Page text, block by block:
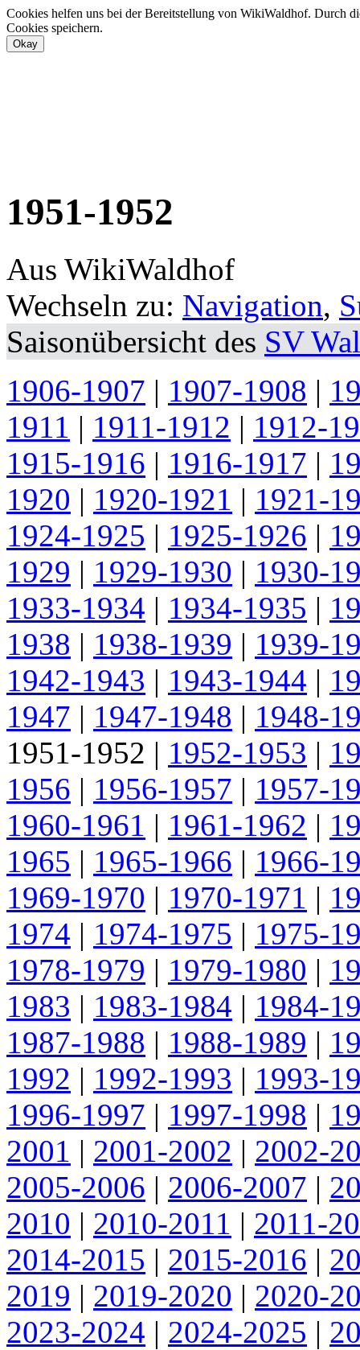
Cookies helfen uns bei der Bereitstellung von WikiWaldhof. Durch
Cookies speichern.
1951-1952
Aus WikiWaldhof
Wechseln zu: Navigation,
Saisonübersicht des SV
1906-1907 | 1907-1908 |
1911 | 1911-1912 | 1912-
1915-1916 | 1916-1917 |
1920 | 1920-1921 | 1921-
1924-1925 | 1925-1926 |
1929 | 1929-1930 | 1930-
1933-1934 | 1934-1935 |
1938 | 1938-1939 | 1939-
1942-1943 | 1943-1944 |
1947 | 1947-1948 | 1948-
1951-1952 | 1952-1953 |
1956 | 1956-1957 | 1957-
1960-1961 | 1961-1962 |
1965 | 1965-1966 | 1966-
1969-1970 | 1970-1971 |
1974 | 1974-1975 | 1975-
1978-1979 | 1979-1980 |
1983 | 1983-1984 | 1984-
1987-1988 | 1988-1989 |
1992 | 1992-1993 | 1993-
1996-1997 | 1997-1998 |
2001 | 2001-2002 | 2002-
2005-2006 | 2006-2007 |
2010 | 2010-2011 | 2011-
2014-2015 | 2015-2016 |
2019 | 2019-2020 | 2020-
2023-2024 | 2024-2025 |